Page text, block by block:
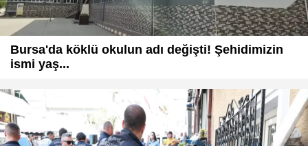
Bursa'da köklü okulun adı değişti! Şehidimizin
ismi yaş...